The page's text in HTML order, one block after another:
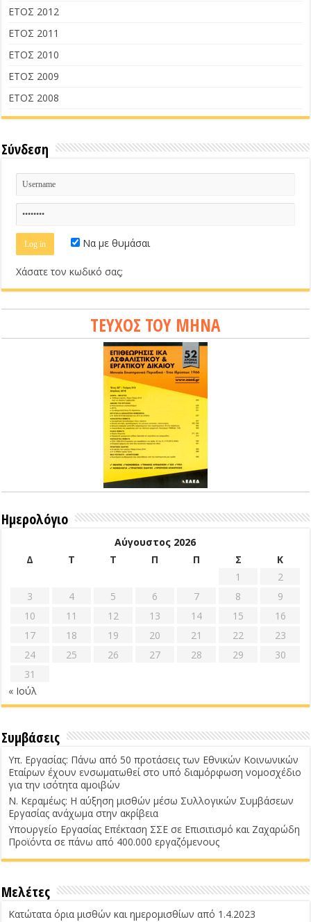
ΕΤΟΣ 2012
ΕΤΟΣ 2011
ΕΤΟΣ 2010
ΕΤΟΣ 2009
ΕΤΟΣ 2008
Σύνδεση
Να με θυμάσαι
Χάσατε τον κωδικό σας;
ΤΕΥΧΟΣ ΤΟΥ ΜΗΝΑ
Ημερολόγιο
Αύγουστος 2026
Δ
Τ Τ Π Π Σ
Κ
1
2
3
4 5 6 7 8
9
10
11 12 13 14 15
16
17
18 19 20 21 22
23
24
25 26 27 28 29
30
31
« Ιούλ
Συμβάσεις
Υπ. Εργασίας: Πάνω από 50 προτάσεις των Εθνικών Κοινωνικών
Εταίρων έχουν ενσωματωθεί στο υπό διαμόρφωση νομοσχέδιο
για την ισότητα αμοιβών
Ν. Κεραμέως: Η αύξηση μισθών μέσω Συλλογικών Συμβάσεων
Εργασίας ανάχωμα στην ακρίβεια
Υπουργείο Εργασίας Επέκταση ΣΣΕ σε Επισιτισμό και Ζαχαρώδη
Προϊόντα σε πάνω από 400.000 εργαζόμενους
Μελέτες
Κατώτατα όρια μισθών και ημερομισθίων από 1.4.2023